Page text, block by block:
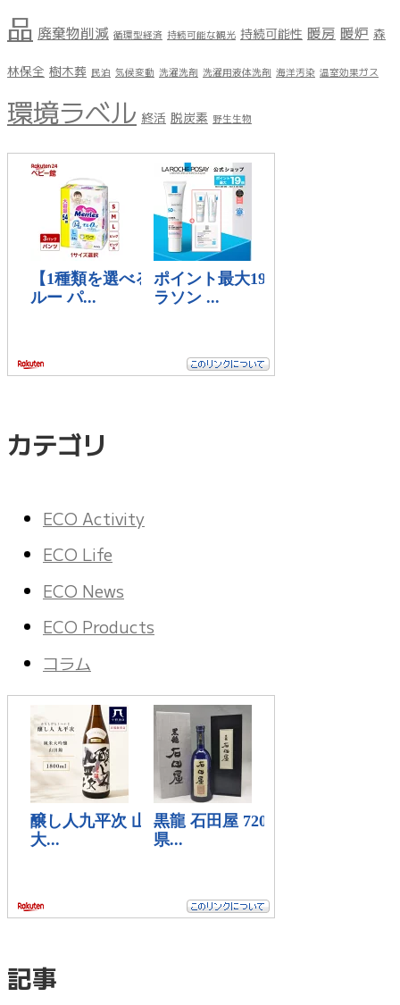
品 廃棄物削減 循環型経済 持続可能な観光 持続可能性 暖房 暖炉 森
林保全 樹木葬 民泊 気候変動 洗濯洗剤 洗濯用液体洗剤 海洋汚染 温室効果ガス
環境ラベル 終活 脱炭素 野生生物
カテゴリ
ECO Activity
ECO Life
ECO News
ECO Products
コラム
記事